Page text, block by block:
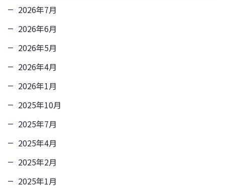
2026年7月
2026年6月
2026年5月
2026年4月
2026年1月
2025年10月
2025年7月
2025年4月
2025年2月
2025年1月